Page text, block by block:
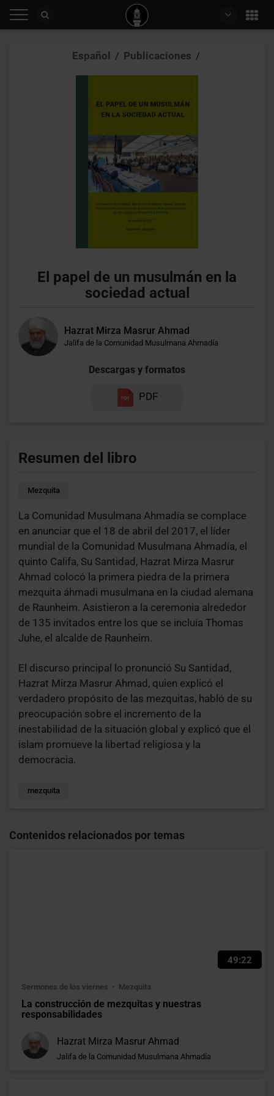
Contenidos relacionados por temas
49:22
Sermones de los viernes Mezquita
La construcción de mezquitas y nuestras
responsabilidades
Hazrat Mirza Masrur Ahmad
Jalifa de la Comunidad Musulmana Ahmadía
Español / Publicaciones /
El papel de un musulmán en la
sociedad actual
Hazrat Mirza Masrur Ahmad
Jalifa de la Comunidad Musulmana Ahmadía
Descargas y formatos
PDF
Resumen del libro
Mezquita
La Comunidad Musulmana Ahmadía se complace
en anunciar que el 18 de abril del 2017, el líder
mundial de la Comunidad Musulmana Ahmadía, el
quinto Califa, Su Santidad, Hazrat Mirza Masrur
Ahmad colocó la primera piedra de la primera
mezquita áhmadi musulmana en la ciudad alemana
de Raunheim. Asistieron a la ceremonia alrededor
de 135 invitados entre los que se incluía Thomas
Juhe, el alcalde de Raunheim.
El discurso principal lo pronunció Su Santidad,
Hazrat Mirza Masrur Ahmad, quien explicó el
verdadero propósito de las mezquitas, habló de su
preocupación sobre el incremento de la
inestabilidad de la situación global y explicó que el
islam promueve la libertad religiosa y la
democracia.
mezquita